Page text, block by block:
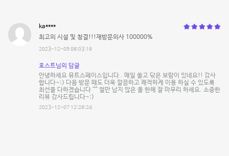
ka****
최고의 시설 및 청결!!!재방문의사 100000%
2023-12-05 08:03:19
호스트님의 답글
안녕하세요 뮤트스페이스입니다 . 매일 쓸고 닦은 보람이 있네요!! 감사
합니다~:) 다음 방문 때도 더욱 깔끔하고 쾌적하게 이용 하실 수 있도록
최선을 다하겠습니다 ^^ 얼만 남지 않은 올 한해 잘 마무리 하세요. 소중한
리뷰 감사드립니다~:)
2023-12-07 12:26:24